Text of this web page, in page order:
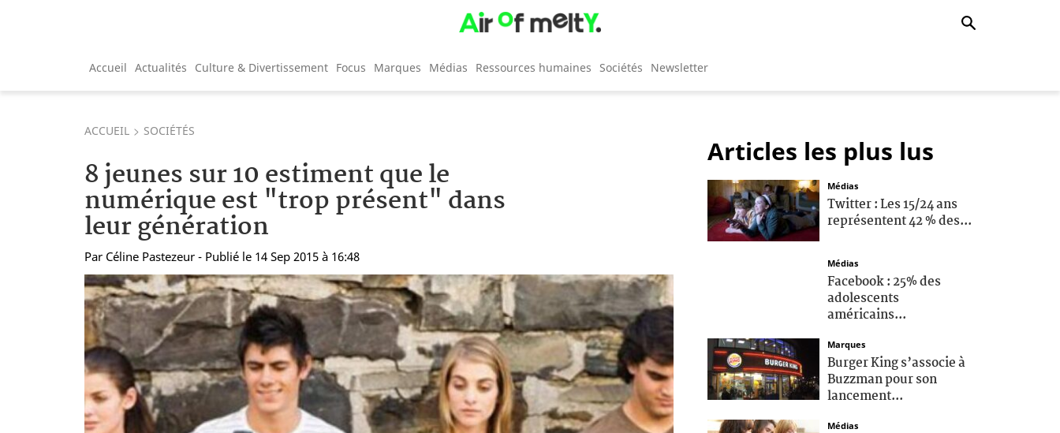
Accueil Actualités Culture & Divertissement Focus Marques Médias Ressources humaines Sociétés Newsletter
ACCUEIL SOCIÉTÉS
8 jeunes sur 10 estiment que le
numérique est "trop présent" dans
leur génération
Par Céline Pastezeur - Publié le 14 Sep 2015 à 16:48
Articles les plus lus
Médias
Twitter : Les 15/24 ans
représentent 42 % des...
Médias
Facebook : 25% des
adolescents
américains...
Marques
Burger King s’associe à
Buzzman pour son
lancement...
Médias